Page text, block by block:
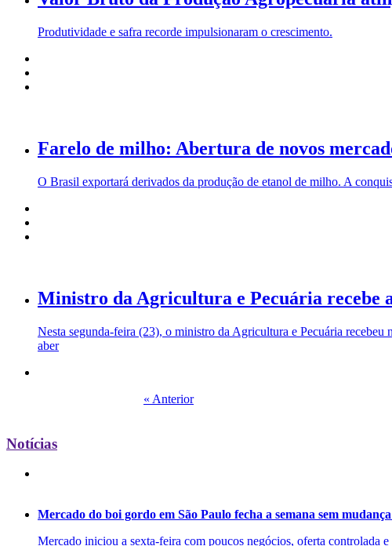
Produtividade e safra recorde impulsionaram o crescimento.
Farelo de milho: Abertura de novos
O Brasil exportará derivados da produção de etanol de milho. A
Ministro da Agricultura e Pecuária recebe
Nesta segunda-feira (23), o ministro da Agricultura e Pecuária
aber
« Anterior
Notícias
Mercado do boi gordo em São Paulo fecha a semana sem mudança
Mercado iniciou a sexta-feira com poucos negócios, oferta controlada